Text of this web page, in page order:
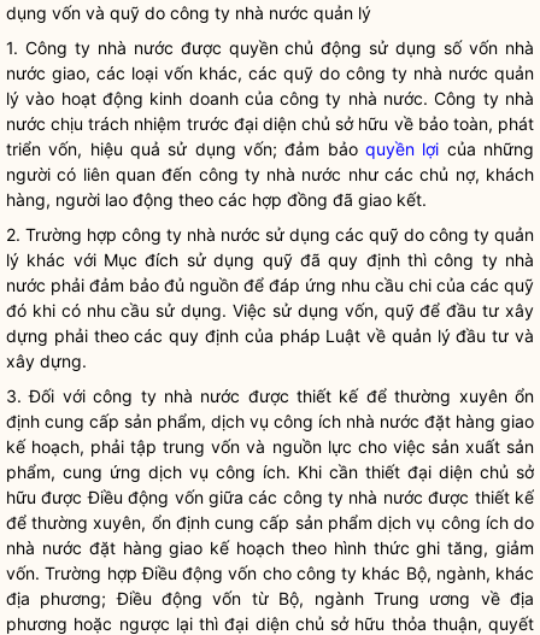
dụng vốn và quỹ do công ty nhà nước quản lý
1. Công ty nhà nước được quyền chủ động sử dụng số vốn nhà
nước giao, các loại vốn khác, các quỹ do công ty nhà nước quản
lý vào hoạt động kinh doanh củacông ty nhà nước.Công ty nhà
nước chịu trách nhiệm trước đại diện chủ sở hữu về bảo toàn, phát
triển vốn, hiệu quả sử dụng vốn; đảm bảo quyền lợi của những
người có liên quan đến công ty nhà nước như các chủ nợ, khách
hàng, người lao động theo các hợp đồng đã giao kết.
2. Trường hợp công ty nhà nước sử dụng các quỹ do công ty quản
lý khác với Mục đích sử dụng quỹ đã quy định thìcông ty nhà
nước phải đảm bảo đủ nguồn để đáp ứng nhu cầu chi của các quỹ
đó khi có nhu cầu sử dụng. Việc sử dụng vốn, quỹ để đầu tư xây
dựng phải theo các quy định của pháp Luật về quản lý đầu tư và
xây dựng.
3. Đối vớicông ty nhà nước được thiết kế để thường xuyên ổn
định cung cấp sản phẩm, dịch vụ công ích nhà nước đặt hàng giao
kế hoạch, phải tập trung vốn và nguồn lực cho việc sản xuất sản
phẩm, cung ứng dịch vụ công ích. Khi cần thiết đại diện chủ sở
hữu được Điều động vốn giữa các công ty nhà nước được thiết kế
để thường xuyên, ổn định cung cấp sản phẩm dịch vụ công ích do
nhà nước đặt hàng giao kế hoạch theo hình thức ghi tăng, giảm
vốn. Trường hợp Điều động vốn cho công ty khác Bộ, ngành, khác
địa phương; Điều động vốn từ Bộ, ngành Trung ương về địa
phương hoặc ngược lại thì đại diện chủ sở hữu thỏa thuận, quyết